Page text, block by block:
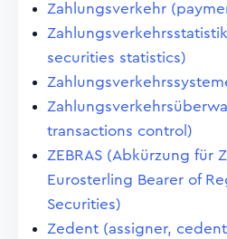
Zahlungsverkehr
securities statistics)
transactions control)
ZEBRAS (Abkürzung für
Eurosterling Bearer of
Securities)
Zedent (assigner,